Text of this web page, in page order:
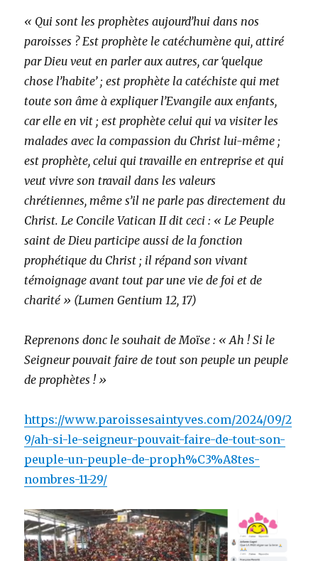
« Qui sont les prophètes aujourd’hui dans nos
paroisses ? Est prophète le catéchumène qui, attiré
par Dieu veut en parler aux autres, car ‘quelque
chose l’habite’ ; est prophète la catéchiste qui met
toute son âme à expliquer l’Evangile aux enfants,
car elle en vit ; est prophète celui qui va visiter les
malades avec la compassion du Christ lui-même ;
est prophète, celui qui travaille en entreprise et qui
veut vivre son travail dans les valeurs
chrétiennes, même s’il ne parle pas directement du
Christ. Le Concile Vatican II dit ceci : « Le Peuple
saint de Dieu participe aussi de la fonction
prophétique du Christ ; il répand son vivant
témoignage avant tout par une vie de foi et de
charité » (Lumen Gentium 12, 17)
Reprenons donc le souhait de Moïse : « Ah ! Si le
Seigneur pouvait faire de tout son peuple un peuple
de prophètes ! »
https://www.paroissesaintyves.com/2024/09/2
9/ah-si-le-seigneur-pouvait-faire-de-tout-son-
peuple-un-peuple-de-proph%C3%A8tes-
nombres-11-29/